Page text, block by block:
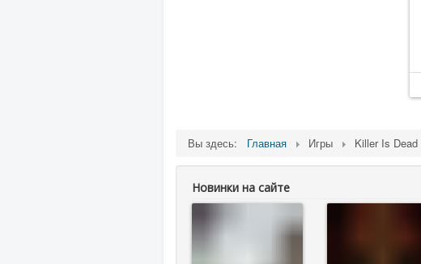
Вы здесь: Главная Игры Killer Is Dead
Новинки на сайте